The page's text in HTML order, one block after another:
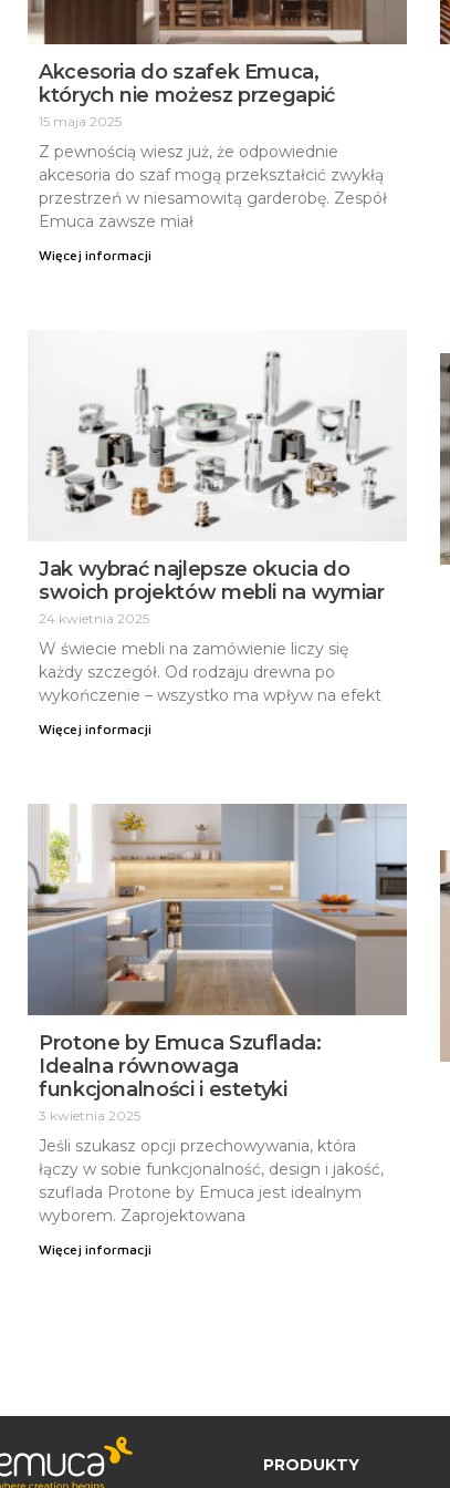
Akcesoria do szafek Emuca,
których nie możesz przegapić
15 maja 2025
Z pewnością wiesz już, że odpowiednie
akcesoria do szaf mogą przekształcić zwykłą
przestrzeń w niesamowitą garderobę. Zespół
Emuca zawsze miał
Więcej informacji
Jak wybrać najlepsze okucia do
swoich projektów mebli na wymiar
24 kwietnia 2025
W świecie mebli na zamówienie liczy się
każdy szczegół. Od rodzaju drewna po
wykończenie – wszystko ma wpływ na efekt
Więcej informacji
Protone by Emuca Szuflada:
Idealna równowaga
funkcjonalności i estetyki
3 kwietnia 2025
Jeśli szukasz opcji przechowywania, która
łączy w sobie funkcjonalność, design i jakość,
szuflada Protone by Emuca jest idealnym
wyborem. Zaprojektowana
Więcej informacji
PRODUKTY